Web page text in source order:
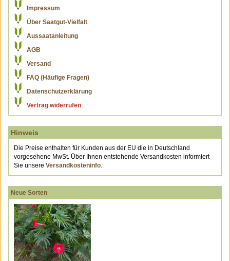
Impressum
Über Saatgut-Vielfalt
Aussaatanleitung
AGB
Versand
FAQ (Häufige Fragen)
Datenschutzerklärung
Vertrag widerrufen
Hinweis
Die Preise enthalten für Kunden aus der EU die in Deutschland
vorgesehene MwSt. Über Ihnen entstehende Versandkosten informiert
Sie unsere Versandkosteninfo.
Neue Sorten